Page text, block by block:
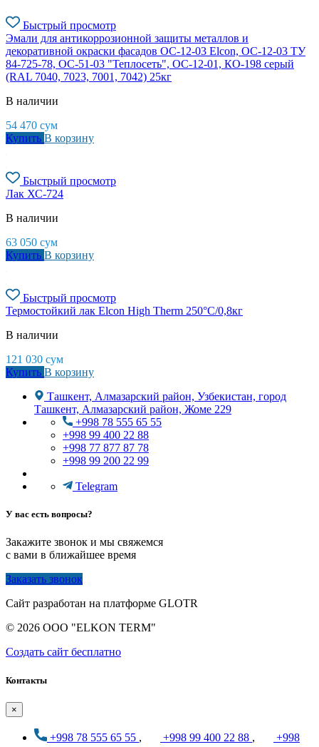
Быстрый просмотр
Эмали для антикоррозионной защиты металлов и
декоративной окраски фасадов ОС-12-03 Elcon, ОС-12-03 ТУ
84-725-78, ОС-51-03 "Теплосеть", ОС-12-01, КО-198 серый
(RAL 7040, 7023, 7001, 7042) 25кг
В наличии
54 470 сум
Купить В корзину
Быстрый просмотр
Лак ХС-724
В наличии
63 050 сум
Купить В корзину
Быстрый просмотр
Термостойкий лак Elcon High Therm 250°С/0,8кг
В наличии
121 030 сум
Купить В корзину
Ташкент, Алмазарский район, Узбекистан, город
Ташкент, Алмазарский район, Жоме 229
+998 78 555 65 55
+998 99 400 22 88
+998 77 877 87 78
+998 99 200 22 99
Telegram
У вас есть вопросы?
Закажите звонок и мы свяжемся
с вами в ближайшее время
Заказать звонок
Сайт разработан на платформе GLOTR
© 2026 OOO "ELKON TERM"
Создать cайт бесплатно
Контакты
×
+998 78 555 65 55 , +998 99 400 22 88 ,
+998